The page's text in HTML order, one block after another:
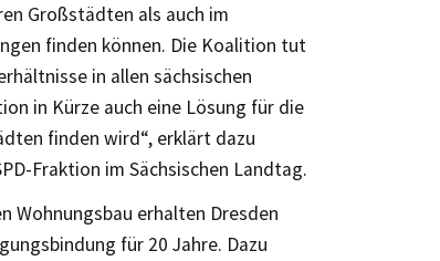
Großstädten als auch im
finden können. Die Koalition tut
in allen sächsischen
in Kürze auch eine Lösung für die
finden wird“, erklärt dazu
Fraktion im Sächsischen Landtag.
Wohnungsbau erhalten Dresden
für 20 Jahre. Dazu